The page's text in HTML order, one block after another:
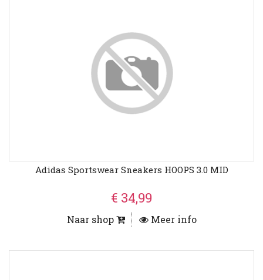
Adidas Sportswear Sneakers HOOPS 3.0 MID
€ 34,99
Naar shop Meer info